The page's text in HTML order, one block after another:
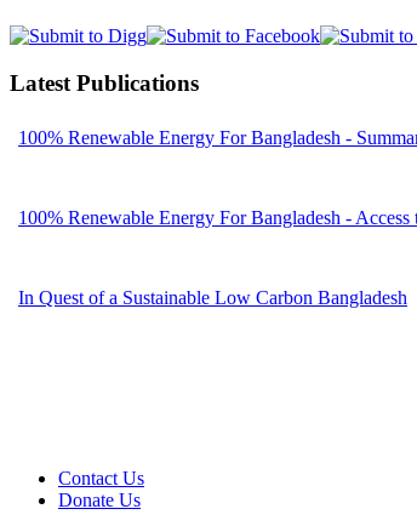
Latest Publications
100% Renewable Energy For Bangladesh -
100% Renewable Energy For Bangladesh -
In Quest of a Sustainable Low Carbon Bangladesh
Contact Us
Donate Us